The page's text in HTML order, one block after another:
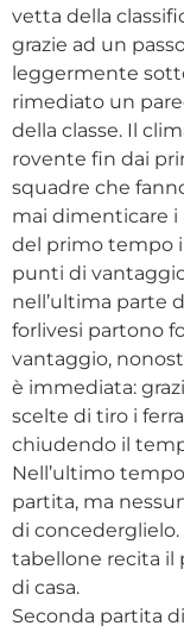
vetta della
grazie ad un
leggermente
rimediato un
della classe. Il
rovente fin dai
squadre che
mai dimenticare i
del primo tempo i
punti di
nell’ultima parte
forlivesi partono
vantaggio,
è immediata:
scelte di tiro i
chiudendo il
Nell’ultimo
partita, ma
di
tabellone recita il
di casa.
Seconda partita